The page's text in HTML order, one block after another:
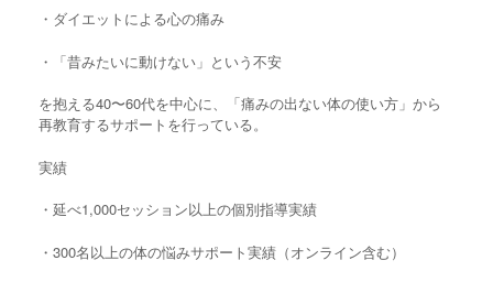
・ダイエットによる心の痛み
・「昔みたいに動けない」という不安
を抱える40〜60代を中心に、「痛みの出ない体の使い方」から
再教育するサポートを行っている。
実績
・延べ1,000セッション以上の個別指導実績
・300名以上の体の悩みサポート実績（オンライン含む）